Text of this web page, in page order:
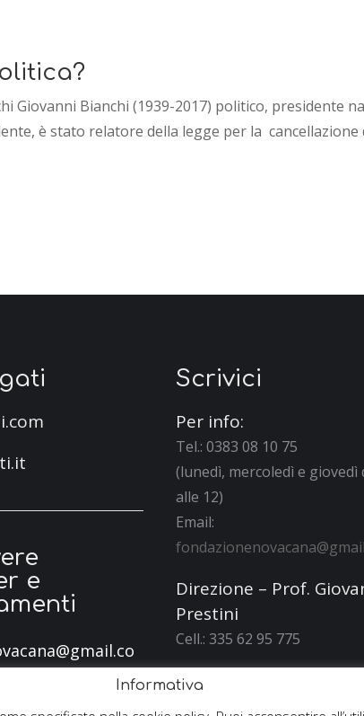
Giovanni Bianchi (1939-2017) politico, presidente
è stato relatore della legge per la cancellazione
e
Scrivici
Per info:
Tel.: 0383 08 10 75
(lunedì, mercoledì e giovedì
alle 12)
Email:
Direzione – Prof.
Prestini
Cell.: 335 62 95 775
Segreteria
Informativa